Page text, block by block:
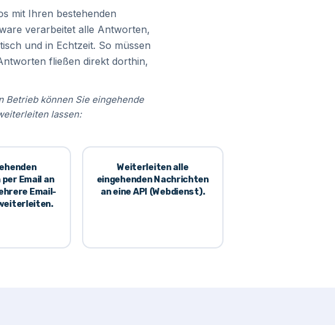
mit Ihren bestehenden
verarbeitet alle Antworten,
und in Echtzeit. So müssen
fließen direkt dorthin,
Betrieb können Sie eingehende
lassen:
Email an
Email-
Weiterleiten alle
eingehenden Nachrichten
an eine API (Webdienst).